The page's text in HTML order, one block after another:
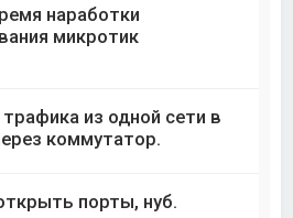
наработки
микротик
из одной сети в
коммутатор.
порты, нуб.